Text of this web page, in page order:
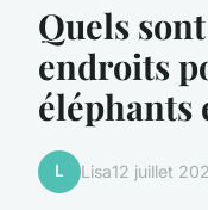
Quels
endroits
éléphants
L Lisa12 juillet